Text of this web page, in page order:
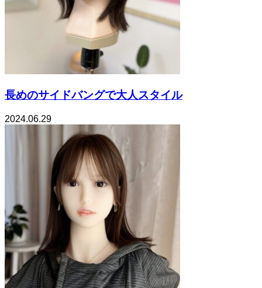
長めのサイドバングで大人スタイル
2024.06.29